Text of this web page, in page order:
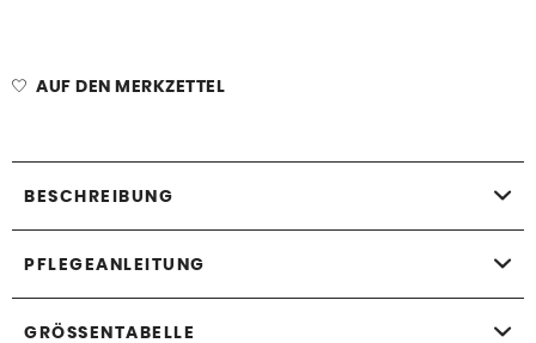
AUF DEN MERKZETTEL
BESCHREIBUNG
PFLEGEANLEITUNG
GRÖSSENTABELLE